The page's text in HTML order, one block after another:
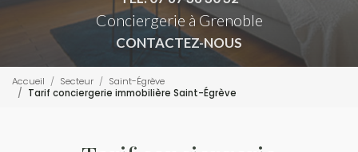
Conciergerie à Grenoble
CONTACTEZ-NOUS
Accueil Secteur
Saint-Égrève
Tarif conciergerie immobilière Saint-Égrève